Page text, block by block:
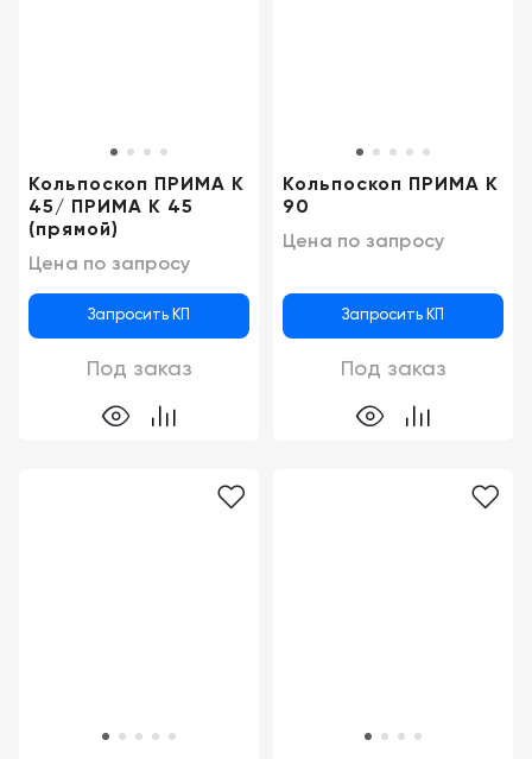
90-
93
Новосибирск
Кольпоскоп ПРИМА К
45/ ПРИМА К 45
(прямой)
Цена по запросу
Запросить КП
Под заказ
Кольпоскоп ПРИМА К
90
Цена по запросу
Запросить КП
Под заказ